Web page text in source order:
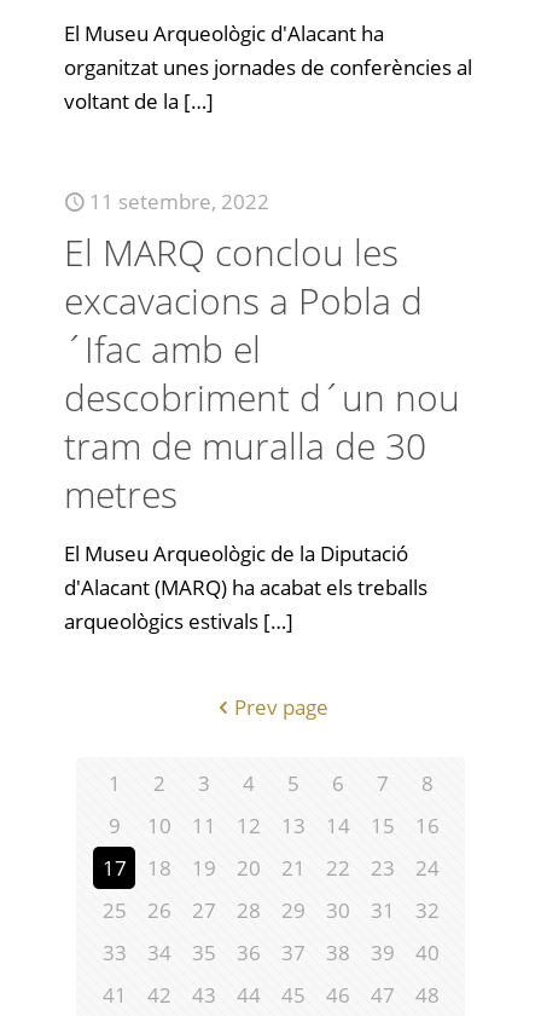
El Museu Arqueològic d'Alacant ha
organitzat unes jornades de conferències al
voltant de la […]
11 setembre, 2022
El MARQ conclou les
excavacions a Pobla d
´Ifac amb el
descobriment d´un nou
tram de muralla de 30
metres
El Museu Arqueològic de la Diputació
d'Alacant (MARQ) ha acabat els treballs
arqueològics estivals […]
Prev page
1 2 3 4 5 6 7
8
9
10 11 12 13 14 15
16
17
18 19 20 21 22 23
24
25
26 27 28 29 30 31
32
33
34 35 36 37 38 39
40
41
42 43 44 45 46 47
48